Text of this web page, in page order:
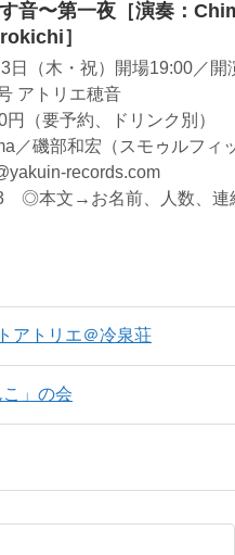
す音〜第一夜［演奏：
］
日（木・祝）開場19:00／開
アトリエ穂音
（要予約、ドリンク別）
／磯部和宏（スモゥルフィ
records.com
◎本文→お名前、人数、連
アトリエ＠冷泉荘
こ」の会